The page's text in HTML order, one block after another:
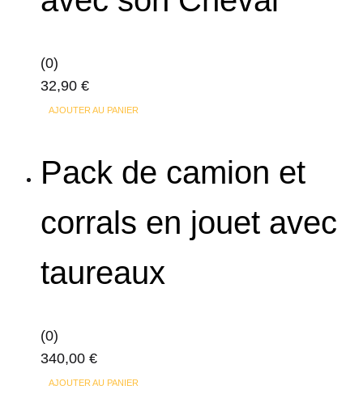
(0)
32,90 €
AJOUTER AU PANIER
Pack de camion et
corrals en jouet avec
taureaux
(0)
340,00 €
AJOUTER AU PANIER